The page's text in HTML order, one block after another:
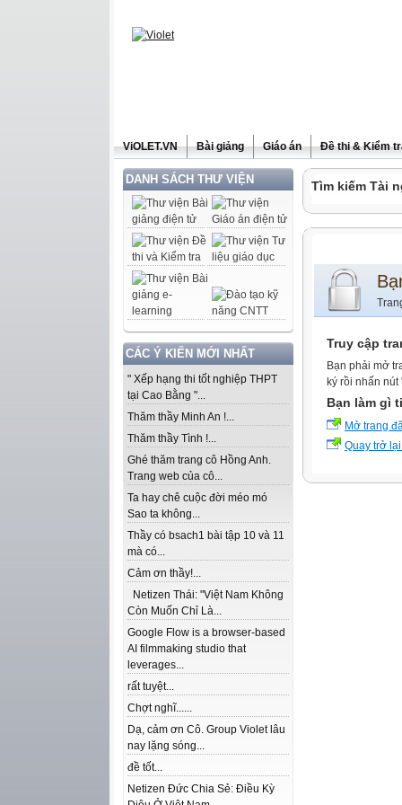
ViOLET.VN Bài giảng Giáo án Đề thi & Kiểm
DANH SÁCH THƯ VIỆN
CÁC Ý KIẾN MỚI NHẤT
" Xếp hạng thi tốt nghiệp THPT
tại Cao Bằng "...
Thăm thầy Minh An !...
Thăm thầy Tình !...
Ghé thăm trang cô Hồng Anh.
Trang web của cô...
Ta hay chê cuộc đời méo mó
Sao ta không...
Thầy có bsach1 bài tập 10 và 11
mà có...
Cảm ơn thầy!...
Netizen Thái: "Việt Nam Không
Còn Muốn Chỉ Là...
Google Flow is a browser-based
AI filmmaking studio that
leverages...
rất tuyệt...
Chợt nghĩ......
Dạ, cảm ơn Cô. Group Violet lâu
nay lặng sóng...
đề tốt...
Netizen Đức Chia Sẻ: Điều Kỳ
Tìm kiếm Tài
Truy cập
Bạn phải mở
ký rồi nhấn
Bạn làm gì
Mở trang
Quay trở